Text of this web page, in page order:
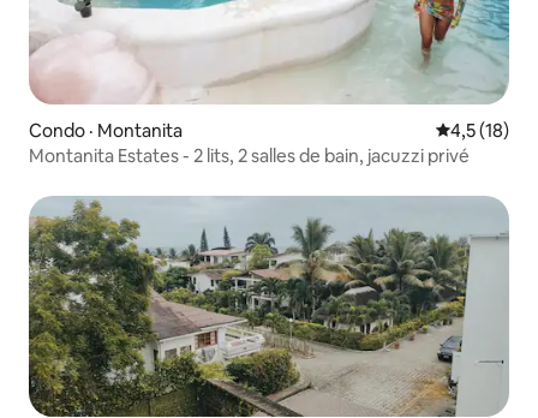
Condo · Montanita Note
4,5 (18)
Montanita Estates - 2 lits, 2 salles de bain, jacuzzi privé